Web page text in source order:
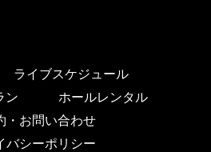
ライブスケジュール
ン
ホールレンタル
・お問い合わせ
バシーポリシー